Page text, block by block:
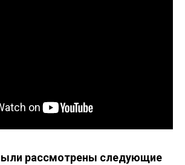
рассмотрены следующие